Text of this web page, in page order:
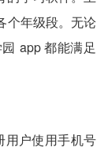
个年级段。无论
app 都能满足
用户使用手机号